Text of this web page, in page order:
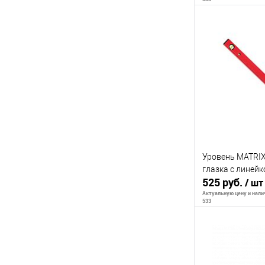
К сравнению
Уровень
глазка с
525 руб. / шт
Актуальную цену и
533